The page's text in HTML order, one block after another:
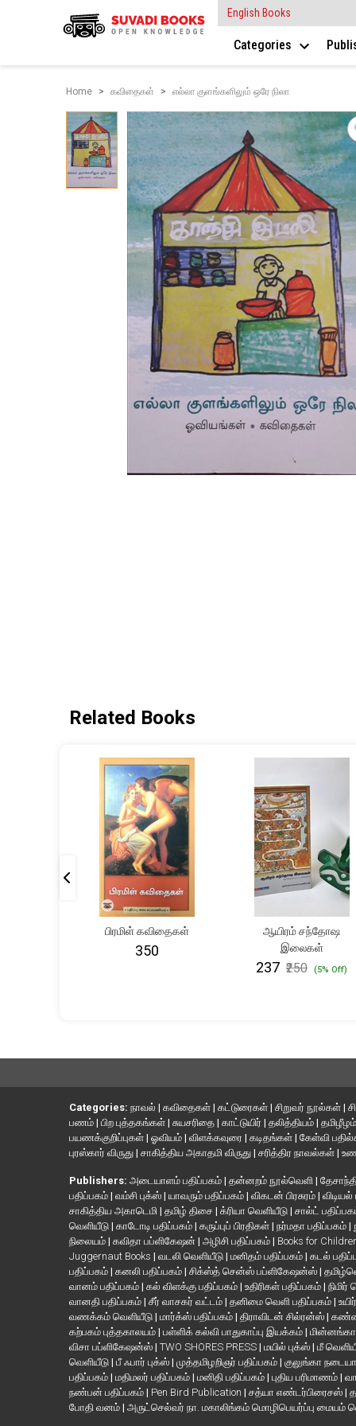
English Books
Categories
Home கவிதைகள் எல்லா குளங்களிலும் ஒரே நிலா
Related Books
பிரமிள் கவிதைகள்
₹350
ஆயிரம் சந்தோஷ
இலைகள்
₹237 ₹250 (5% Off)
Categories: நாவல் | கவிதைகள் | கட்டுரைகள் | சிறுவர் நூல்கள் |
பணம் | பிற புத்தகங்கள் | சுயசரிதை | காட்டுயிர் | தலித்தியம் |
பயணக்குறிப்புகள் | ஓவியம் | விளக்கவுரை | கடிதங்கள் | கேள்வி
புரஸ்கார் விருது | சாகித்திய அகாதமி விருது | சரித்திர நாவல்கள் |
Publishers: அடையாளம் பதிப்பகம் | தன்னறம் நூல்வெளி |
பதிப்பகம் | வம்சி புக்ஸ் | யாவரும் பதிப்பகம் | விகடன் பிரசுரம் |
சாகித்திய அகாடெமி | தமிழ் திசை | க்ரியா வெளியீடு | சால்ட்
வெளியீடு | காடோடி பதிப்பகம் | கருப்புப் பிரதிகள் | நர்மதா பதிப்பகம் |
நிலையம் | கவிதா பப்ளிகேஷன் | அழிசி பதிப்பகம் | Books for
Juggernaut Books | வடலி வெளியீடு | மனிதம் பதிப்பகம் | கடல்
பதிப்பகம் | கனலி பதிப்பகம் | சிக்ஸ்த் சென்ஸ் பப்ளிகேஷன்ஸ் |
வானம் பதிப்பகம் | கல் விளக்கு பதிப்பகம் | உதிரிகள் பதிப்பகம் |
வானதி பதிப்பகம் | சீர் வாசகர் வட்டம் | தனிமை வெளி பதிப்பகம் |
வணக்கம் வெளியீடு | மார்க்ஸ் பதிப்பகம் | திராவிடன் சில்ரன்ஸ் |
கற்பகம் புத்தகாலயம் | பள்ளிக் கல்வி பாதுகாப்பு இயக்கம் |
விசா பப்ளிகேஷன்ஸ் | TWO SHORES PRESS | மயில் புக்ஸ் | மீ
வெளியீடு | பீ ஃபார் புக்ஸ் | முத்தமிழறிஞர் பதிப்பகம் | குலுங்கா
பதிப்பகம் | மதிமலர் பதிப்பகம் | மனிதி பதிப்பகம் | புதிய பரிமாணம் |
நண்பன் பதிப்பகம் | Pen Bird Publication | சத்யா எண்டர்பிரைசஸ் |
போதி வனம் | அருட்செல்வர் நா. மகாலிங்கம் மொழிபெயர்ப்பு மையம்